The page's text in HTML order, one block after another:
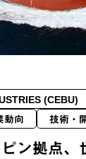
(CEBU)
動向 技術・
ン拠点、